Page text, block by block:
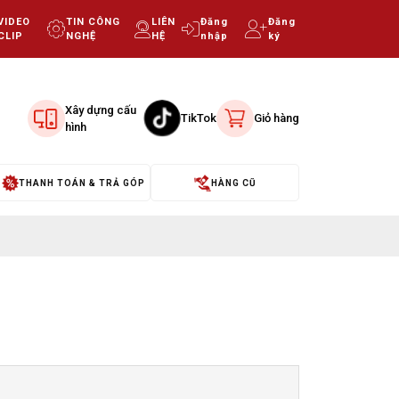
TIN CÔNG
NGHỆ
LIÊN
HỆ
Đăng
nhập
Đăng
ký
Xây dựng cấu
hình
TikTok Giỏ hàng
THANH TOÁN & TRẢ GÓP HÀNG CŨ